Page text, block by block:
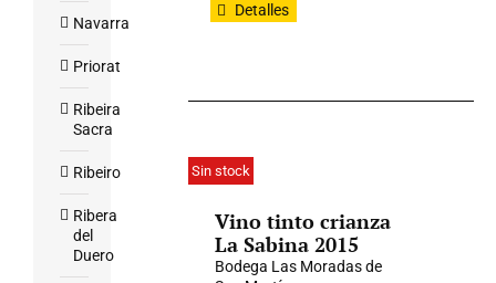
Detalles
Sin stock
Vino tinto crianza
La Sabina 2015
Bodega Las Moradas de
Navarra
Priorat
Ribeira
Sacra
Ribeiro
Ribera
del
Duero